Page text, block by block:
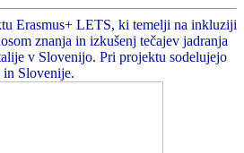
Erasmus+ LETS, ki temelji na inkluziji
znanja in izkušenj tečajev jadranja
v Slovenijo. Pri projektu sodelujejo
Slovenije.